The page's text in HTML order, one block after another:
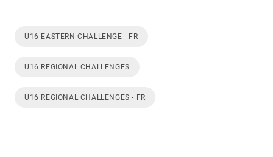
U16 EASTERN CHALLENGE - FR
U16 REGIONAL CHALLENGES
U16 REGIONAL CHALLENGES - FR